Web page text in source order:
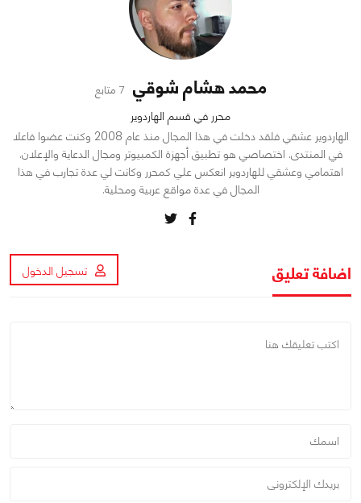
محمد هشام شوقي 7 متابع
محرر في قسم الهاردوير
الهاردوير عشقي فلقد دخلت في هذا المجال منذ عام 2008 وكنت عضوا فاعلا
في المنتدى. اختصاصي هو تطبيق أجهزة الكمبيوتر ومجال الدعاية والإعلان.
اهتمامي وعشقي للهاردوير انعكس علي كمحرر وكانت لي عدة تجارب في هذا
المجال في عدة مواقع عربية ومحلية.
اضافة تعليق تسجيل الدخول